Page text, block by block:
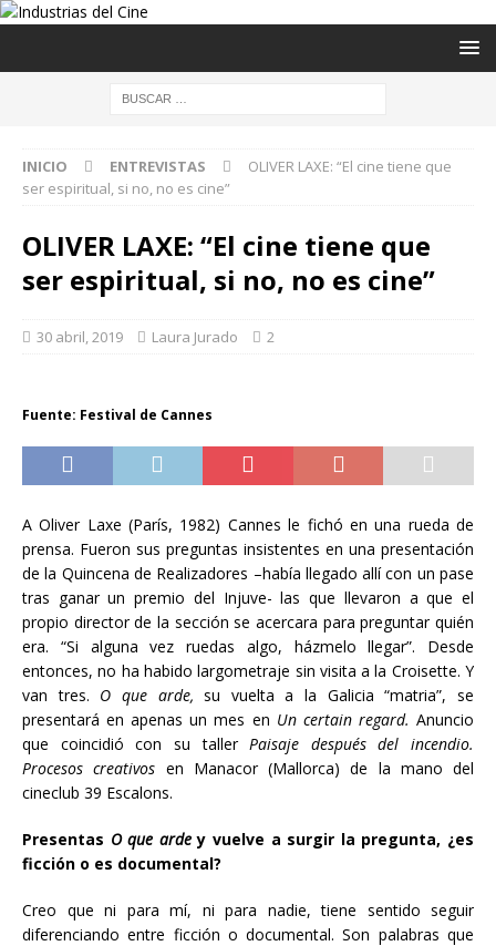
INICIO ENTREVISTAS
OLIVER LAXE: “El cine tiene que
ser espiritual, si no, no es cine”
OLIVER LAXE: “El cine tiene que
ser espiritual, si no, no es cine”
30 abril, 2019 Laura Jurado 2
Fuente: Festival de Cannes
A Oliver Laxe (París, 1982) Cannes le fichó en una rueda de
prensa. Fueron sus preguntas insistentes en una presentación
de la Quincena de Realizadores –había llegado allí con un pase
tras ganar un premio del Injuve- las que llevaron a que el
propio director de la sección se acercara para preguntar quién
era. “Si alguna vez ruedas algo, házmelo llegar”. Desde
entonces, no ha habido largometraje sin visita a la Croisette. Y
van tres. O que arde,su vuelta a la Galicia “matria”, se
presentará en apenas un mes en Un certain regard.Anuncio
que coincidió con su tallerPaisaje después del incendio.
Procesos creativos en Manacor (Mallorca) de la mano del
cineclub 39 Escalons.
Presentas O que ardey vuelve a surgir la pregunta, ¿es
ficción o es documental?
Creo que ni para mí, ni para nadie, tiene sentido seguir
diferenciando entre ficción o documental. Son palabras que